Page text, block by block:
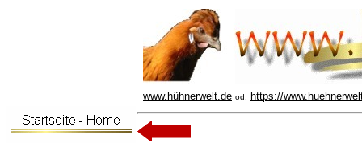
www.hühnerwelt.de od. https://